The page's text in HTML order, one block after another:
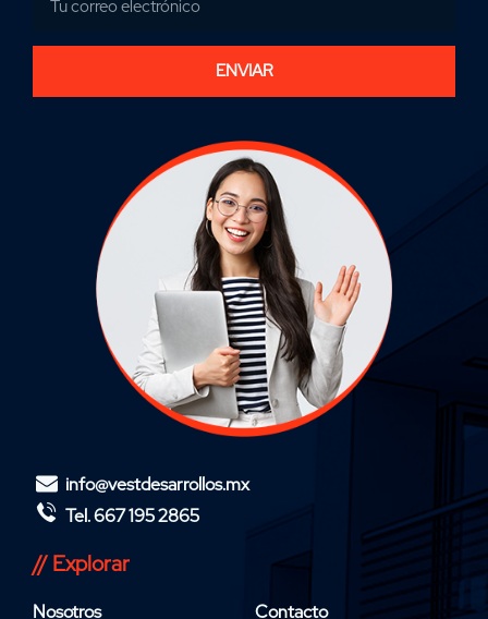
ENVIAR
info@vestdesarrollos.mx
Tel. 667 195 2865
// Explorar
Nosotros Contacto